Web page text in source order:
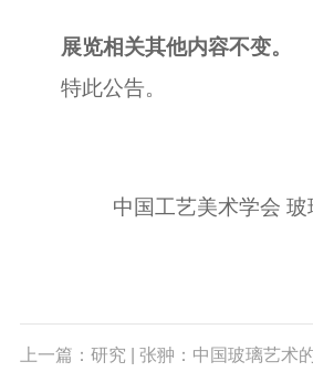
展览相关其他内容不变。
特此公告。
中国工艺美术学会
上一篇：研究 | 张翀：中国玻璃艺术